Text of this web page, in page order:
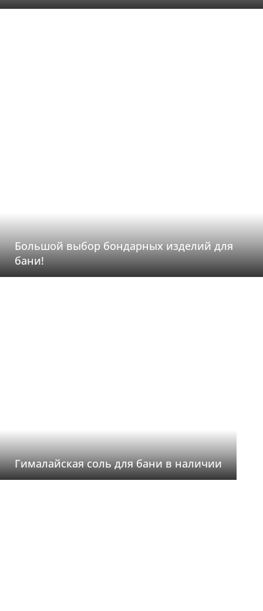
Большой выбор бондарных изделий для
бани!
Гималайская соль для бани в наличии